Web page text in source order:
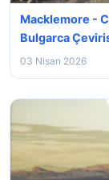
Macklemore -
Bulgarca
03 Nisan 2026